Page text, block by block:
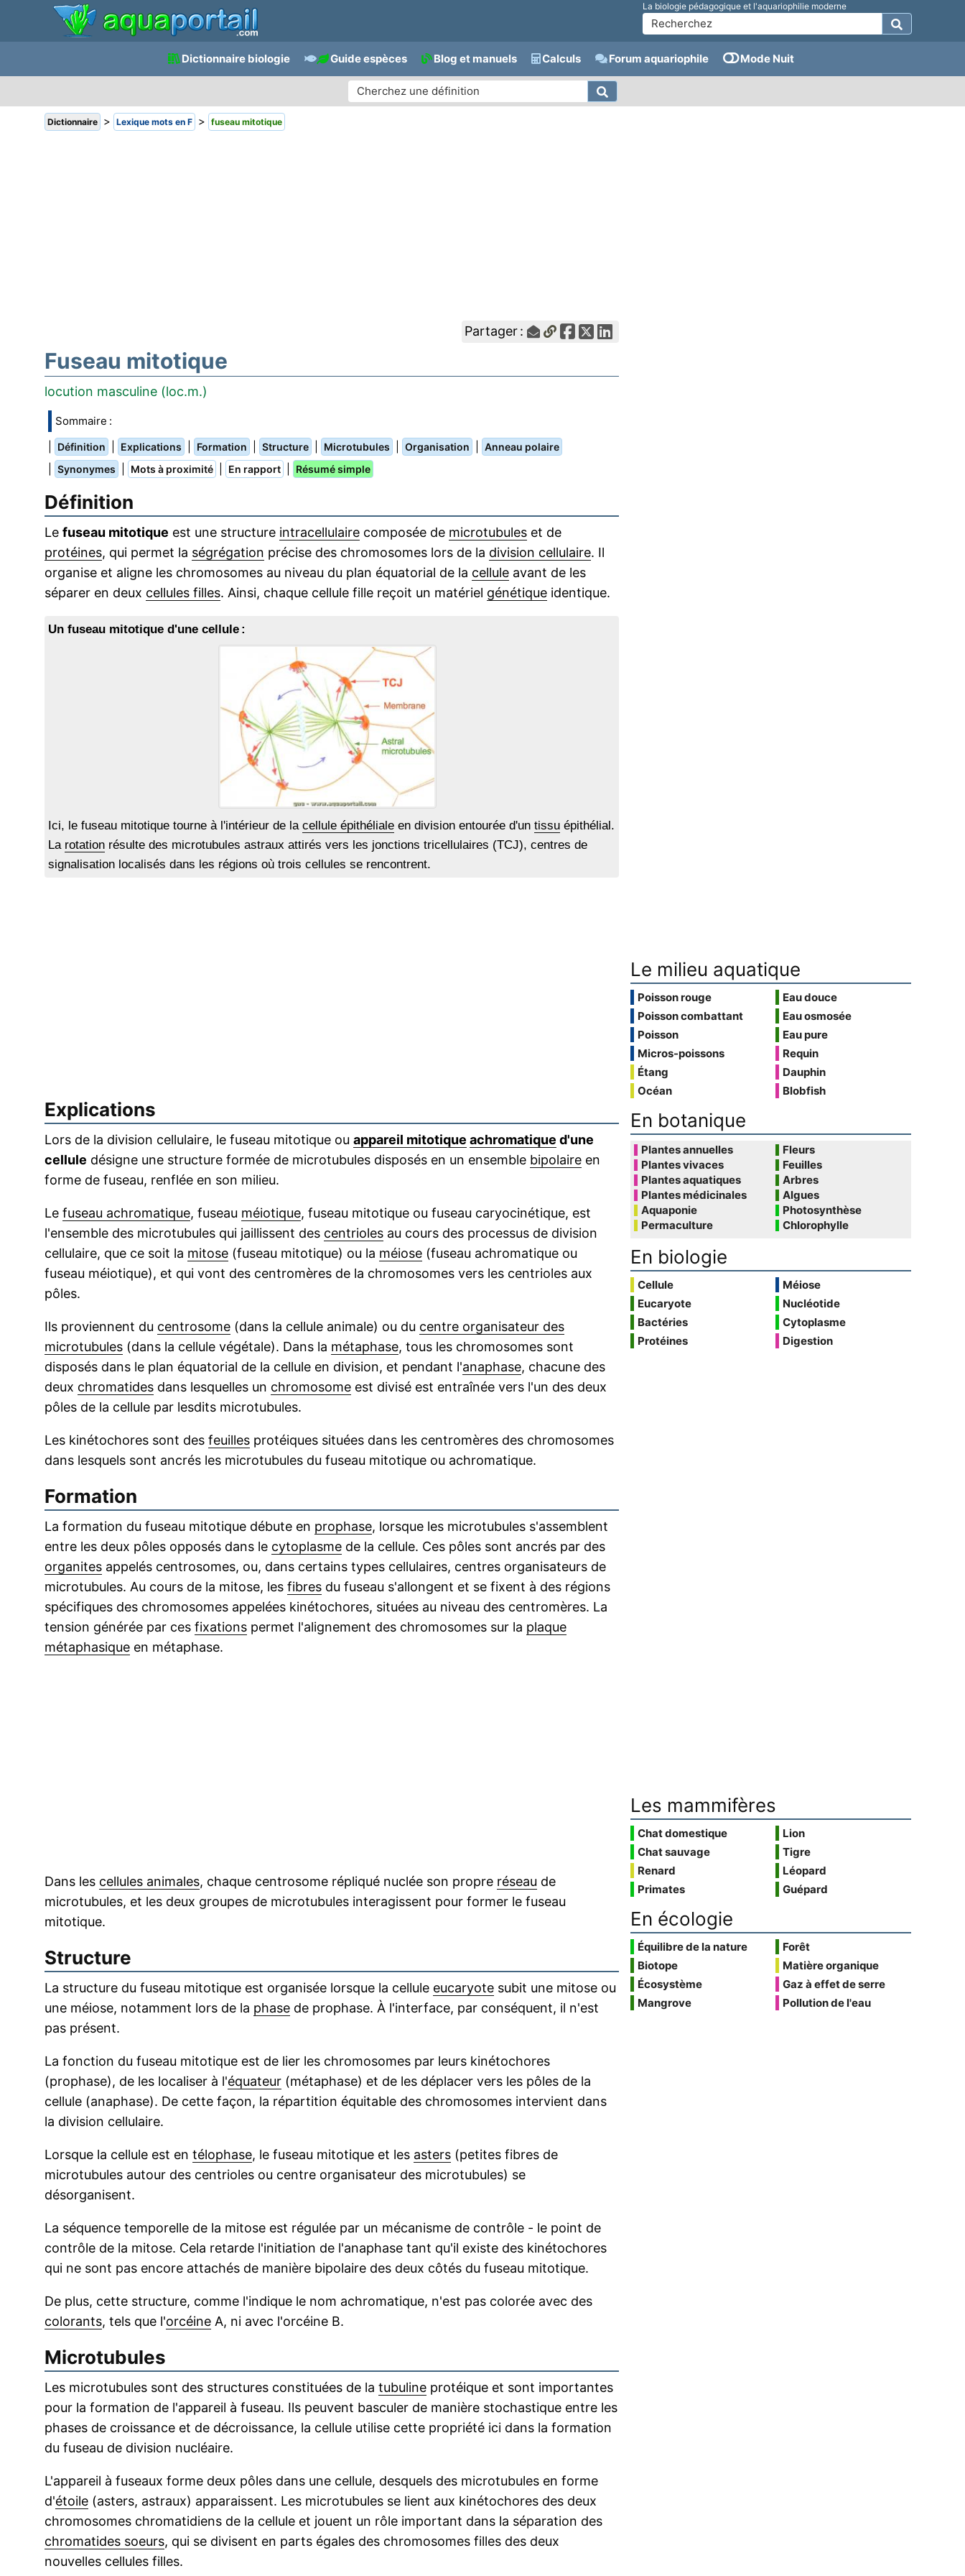
La biologie pédagogique et l'aquariophilie moderne
Dictionnaire biologie Guide espèces Blog et manuels Calculs Forum aquariophile Mode Nuit
Dictionnaire > Lexique mots en F > fuseau mitotique
Partager :
Fuseau mitotique
locution masculine (loc.m.)
Sommaire :
Définition Explications Formation Structure Microtubules Organisation Anneau polaire
Synonymes Mots à proximité En rapport Résumé simple
Définition
Le fuseau mitotique est une structure intracellulaire composée de microtubules et de
protéines, qui permet la ségrégation précise des chromosomes lors de la division cellulaire. Il
organise et aligne les chromosomes au niveau du plan équatorial de la cellule avant de les
séparer en deux cellules filles. Ainsi, chaque cellule fille reçoit un matériel génétique identique.
Un fuseau mitotique d'une cellule :
Ici, le fuseau mitotique tourne à l'intérieur de la cellule épithéliale en division entourée d'un tissu épithélial.
La rotation résulte des microtubules astraux attirés vers les jonctions tricellulaires (TCJ), centres de
signalisation localisés dans les régions où trois cellules se rencontrent.
Explications
Lors de la division cellulaire, le fuseau mitotique ou appareil mitotique achromatique d'une
cellule désigne une structure formée de microtubules disposés en un ensemble bipolaire en
forme de fuseau, renflée en son milieu.
Le fuseau achromatique, fuseau méiotique, fuseau mitotique ou fuseau caryocinétique, est
l'ensemble des microtubules qui jaillissent des centrioles au cours des processus de division
cellulaire, que ce soit la mitose (fuseau mitotique) ou la méiose (fuseau achromatique ou
fuseau méiotique), et qui vont des centromères de la chromosomes vers les centrioles aux
pôles.
Ils proviennent du centrosome (dans la cellule animale) ou du centre organisateur des
microtubules (dans la cellule végétale). Dans la métaphase, tous les chromosomes sont
disposés dans le plan équatorial de la cellule en division, et pendant l'anaphase, chacune des
deux chromatides dans lesquelles un chromosome est divisé est entraînée vers l'un des deux
pôles de la cellule par lesdits microtubules.
Les kinétochores sont des feuilles protéiques situées dans les centromères des chromosomes
dans lesquels sont ancrés les microtubules du fuseau mitotique ou achromatique.
Formation
La formation du fuseau mitotique débute en prophase, lorsque les microtubules s'assemblent
entre les deux pôles opposés dans le cytoplasme de la cellule. Ces pôles sont ancrés par des
organites appelés centrosomes, ou, dans certains types cellulaires, centres organisateurs de
microtubules. Au cours de la mitose, les fibres du fuseau s'allongent et se fixent à des régions
spécifiques des chromosomes appelées kinétochores, situées au niveau des centromères. La
tension générée par ces fixations permet l'alignement des chromosomes sur la plaque
métaphasique en métaphase.
Dans les cellules animales, chaque centrosome répliqué nuclée son propre réseau de
microtubules, et les deux groupes de microtubules interagissent pour former le fuseau
mitotique.
Structure
La structure du fuseau mitotique est organisée lorsque la cellule eucaryote subit une mitose ou
une méiose, notamment lors de la phase de prophase. À l'interface, par conséquent, il n'est
pas présent.
La fonction du fuseau mitotique est de lier les chromosomes par leurs kinétochores
(prophase), de les localiser à l'équateur (métaphase) et de les déplacer vers les pôles de la
cellule (anaphase). De cette façon, la répartition équitable des chromosomes intervient dans
la division cellulaire.
Lorsque la cellule est en télophase, le fuseau mitotique et les asters (petites fibres de
microtubules autour des centrioles ou centre organisateur des microtubules) se
désorganisent.
La séquence temporelle de la mitose est régulée par un mécanisme de contrôle - le point de
contrôle de la mitose. Cela retarde l'initiation de l'anaphase tant qu'il existe des kinétochores
qui ne sont pas encore attachés de manière bipolaire des deux côtés du fuseau mitotique.
De plus, cette structure, comme l'indique le nom achromatique, n'est pas colorée avec des
colorants, tels que l'orcéine A, ni avec l'orcéine B.
Microtubules
Les microtubules sont des structures constituées de la tubuline protéique et sont importantes
pour la formation de l'appareil à fuseau. Ils peuvent basculer de manière stochastique entre les
phases de croissance et de décroissance, la cellule utilise cette propriété ici dans la formation
du fuseau de division nucléaire.
L'appareil à fuseaux forme deux pôles dans une cellule, desquels des microtubules en forme
d'étoile (asters, astraux) apparaissent. Les microtubules se lient aux kinétochores des deux
chromosomes chromatidiens de la cellule et jouent un rôle important dans la séparation des
chromatides soeurs, qui se divisent en parts égales des chromosomes filles des deux
nouvelles cellules filles.
Le milieu aquatique
Poisson rouge
Poisson combattant
Poisson
Micros-poissons
Étang
Océan
Eau douce
Eau osmosée
Eau pure
Requin
Dauphin
Blobfish
En botanique
Plantes annuelles
Plantes vivaces
Plantes aquatiques
Plantes médicinales
Aquaponie
Permaculture
Fleurs
Feuilles
Arbres
Algues
Photosynthèse
Chlorophylle
En biologie
Cellule
Eucaryote
Bactéries
Protéines
Méiose
Nucléotide
Cytoplasme
Digestion
Les mammifères
Chat domestique
Chat sauvage
Renard
Primates
Lion
Tigre
Léopard
Guépard
En écologie
Équilibre de la nature
Biotope
Écosystème
Mangrove
Forêt
Matière organique
Gaz à effet de serre
Pollution de l'eau